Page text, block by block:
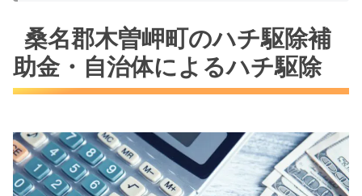
桑名郡木曽岬町のハチ駆除補
助金・自治体によるハチ駆除